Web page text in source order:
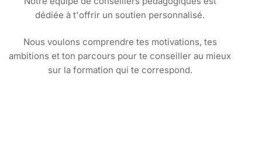
dédiée à t'offrir un soutien personnalisé.
Nous voulons comprendre tes motivations, tes
ambitions et ton parcours pour te conseiller au mieux
sur la formation qui te correspond.